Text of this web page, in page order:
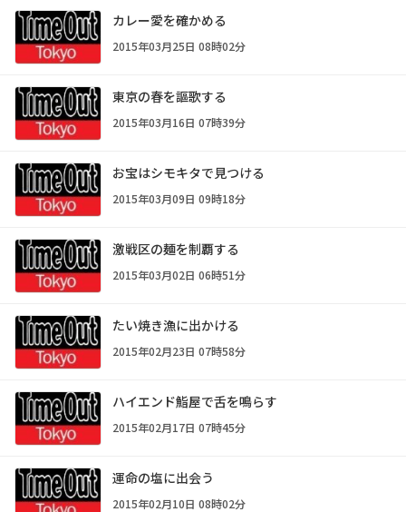
カレー愛を確かめる
2015年03月25日 08時02分
東京の春を謳歌する
2015年03月16日 07時39分
お宝はシモキタで見つける
2015年03月09日 09時18分
激戦区の麺を制覇する
2015年03月02日 06時51分
たい焼き漁に出かける
2015年02月23日 07時58分
ハイエンド鮨屋で舌を鳴らす
2015年02月17日 07時45分
運命の塩に出会う
2015年02月10日 08時02分